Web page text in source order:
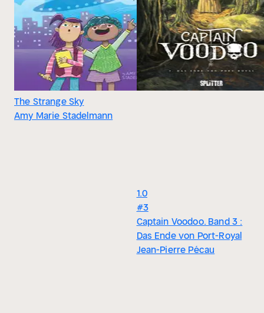
The Strange Sky
Amy Marie Stadelmann
1.0
#3
Captain Voodoo. Band 3 :
Das Ende von Port-Royal
Jean-Pierre Pécau